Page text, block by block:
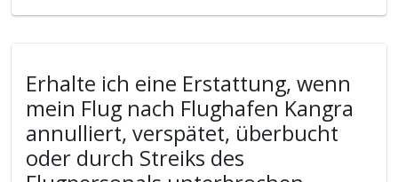
Erhalte ich eine Erstattung, wenn
mein Flug nach Flughafen Kangra
annulliert, verspätet, überbucht
oder durch Streiks des